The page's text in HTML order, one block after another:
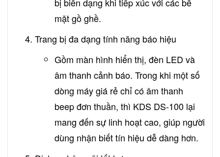
mặt gồ ghề.
Trang bị đa dạng tính năng báo hiệu
Gồm màn hình hiển thị, đèn LED và
âm thanh cảnh báo. Trong khi một số
dòng máy giá rẻ chỉ có âm thanh
beep đơn thuần, thì KDS DS-100 lại
mang đến sự linh hoạt cao, giúp người
dùng nhận biết tín hiệu dễ dàng hơn.